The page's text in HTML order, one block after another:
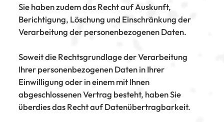
Sie haben zudem das Recht auf Auskunft,
Berichtigung, Löschung und Einschränkung der
Verarbeitung der personenbezogenen Daten.
Soweit die Rechtsgrundlage der Verarbeitung
Ihrer personenbezogenen Daten in Ihrer
Einwilligung oder in einem mit Ihnen
abgeschlossenen Vertrag besteht, haben Sie
überdies das Recht auf Datenübertragbarkeit.